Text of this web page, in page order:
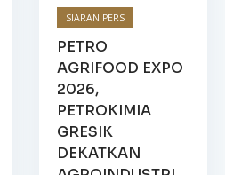
SIARAN PERS
PETRO
AGRIFOOD EXPO
2026,
PETROKIMIA
GRESIK
DEKATKAN